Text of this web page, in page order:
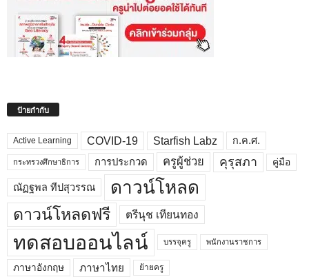
ป้ายกำกับ
Active Learning COVID-19 Starfish Labz ก.ค.ศ.
กระทรวงศึกษาธิการ การประกวด ครูผู้ช่วย คุรุสภา คู่มือ
ณัฏฐพล ทีปสุวรรณ ดาวน์โหลด
ดาวน์โหลดฟรี ตรีนุช เทียนทอง
ทดสอบออนไลน์ บรรจุครู พนักงานราชการ
ภาษาอังกฤษ ภาษาไทย ย้ายครู